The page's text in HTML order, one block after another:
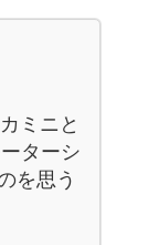
ミニと
ターシ
を思う